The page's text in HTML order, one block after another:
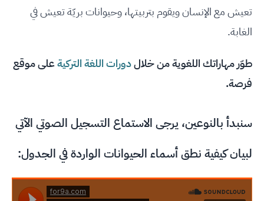
تعيش مع الإنسان ويقوم بتربيتها، وحيوانات بريّة تعيش في
الغابة.
طوّر مهاراتك اللغوية من خلالدورات اللغة التركيةعلى موقع
فرصة.
سنبدأ بالنوعين، يرجى الاستماع التسجيل الصوتي الآتي
لبيان كيفية نطق أسماء الحيوانات الواردة في الجدول: